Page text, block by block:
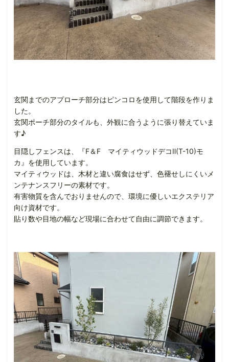
玄関までのアプローチ部分はピンコロを使用して階段を作りま
した。
玄関ポーチ部分のタイルも、外観に合うように張り替えていま
す♪
目隠しフェンスは、『F＆F マイティウッドデコⅡ(T-10)モ
カ』を使用しています。
マイティウッドは、木材と違い腐食はせず、色褪せしにくいメ
ンテナンスフリーの素材です。
有害物質を含んでおりませんので、環境に優しいエクステリア
向け資材です。
貼り数や目地の幅など現場に合わせて自由に調節できます。